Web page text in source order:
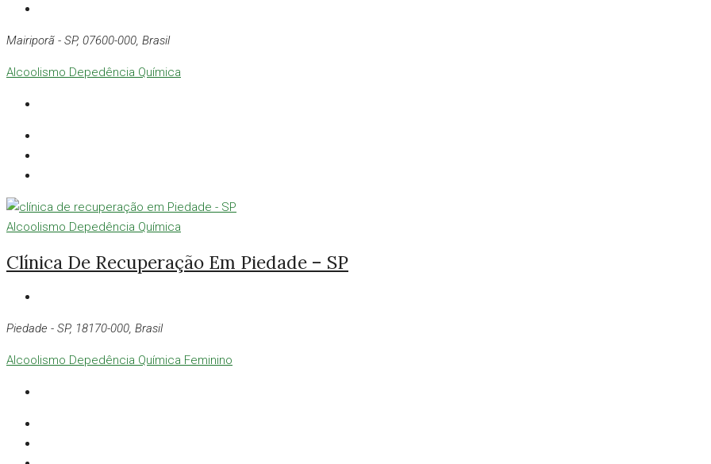
Mairiporã - SP, 07600-000, Brasil
Alcoolismo Depedência Química
Alcoolismo Depedência Química
Clínica De Recuperação Em Piedade – SP
Piedade - SP, 18170-000, Brasil
Alcoolismo Depedência Química Feminino